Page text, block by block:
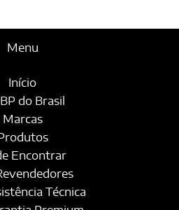
Menu
Início
do Brasil
Marcas
Produtos
Encontrar
Técnica